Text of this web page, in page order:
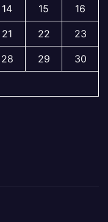
14 15 16
21 22 23
28 29 30